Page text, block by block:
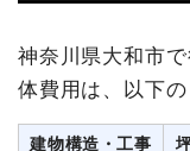
神奈川県大和市
体費用は、以下の
建物構造・工事